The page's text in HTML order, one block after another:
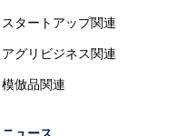
スタートアップ関連
アグリビジネス関連
模倣品関連
ニュース